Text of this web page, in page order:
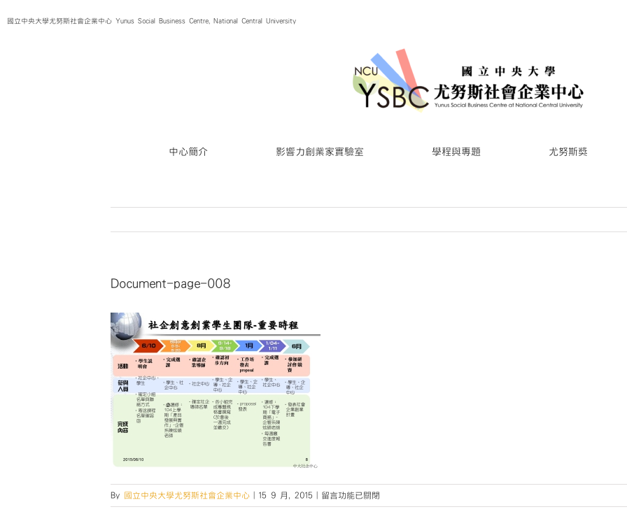
to國立中央大學尤努斯社會企業中心 Yunus Social Business Centre, National Central University
中心簡介 影響力創業家實驗室 學程與專題 尤努斯獎
Document-page-008
By 國立中央大學尤努斯社會企業中心 15 9 月, 2015
在
〈Document-
留言功能已關閉